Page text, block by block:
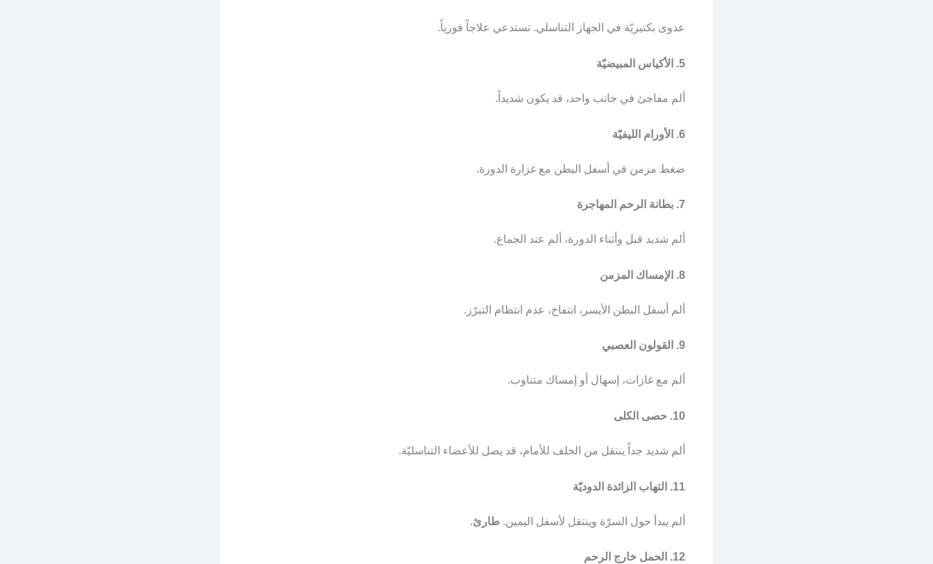
عدوى بكتيريّة في الجهاز التناسلي. تستدعي علاجاً فورياً.
5. الأكياس المبيضيّة
ألم مفاجئ في جانب واحد، قد يكون شديداً.
6. الأورام الليفيّة
ضغط مزمن في أسفل البطن مع غزارة الدورة.
7. بطانة الرحم المهاجرة
ألم شديد قبل وأثناء الدورة، ألم عند الجماع.
8. الإمساك المزمن
ألم أسفل البطن الأيسر، انتفاخ، عدم انتظام التبرّز.
9. القولون العصبي
ألم مع غازات، إسهال أو إمساك متناوب.
10. حصى الكلى
ألم شديد جداً ينتقل من الخلف للأمام، قد يصل للأعضاء التناسليّة.
11. التهاب الزائدة الدوديّة
ألم يبدأ حول السرّة وينتقل لأسفل اليمين. طارئ.
12. الحمل خارج الرحم